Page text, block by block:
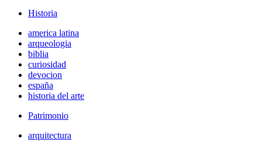
Historia
america latina
arqueologia
biblia
curiosidad
devocion
españa
historia del arte
Patrimonio
arquitectura